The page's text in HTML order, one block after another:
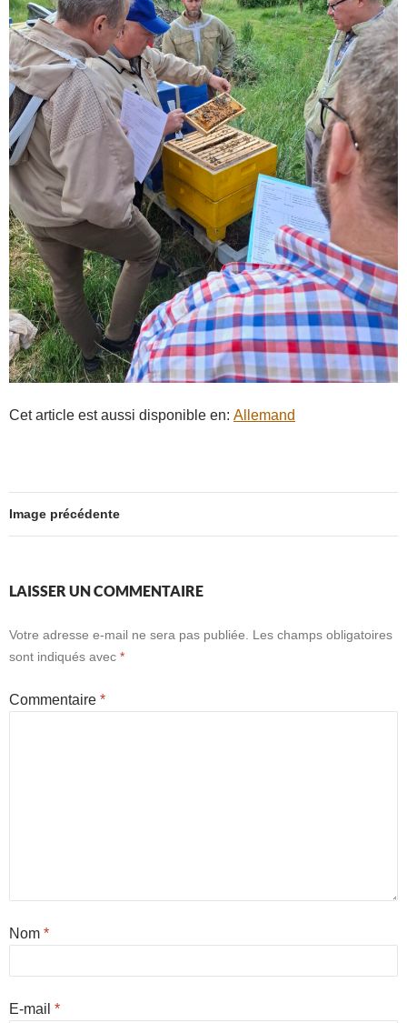
Cet article est aussi disponible en: Allemand
Image précédente
LAISSER UN COMMENTAIRE
Votre adresse e-mail ne sera pas publiée.
Les champs obligatoires
sont indiqués avec *
Commentaire *
Nom *
E-mail *